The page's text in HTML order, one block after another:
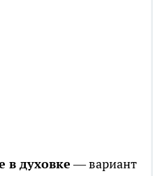
духовке— вариант